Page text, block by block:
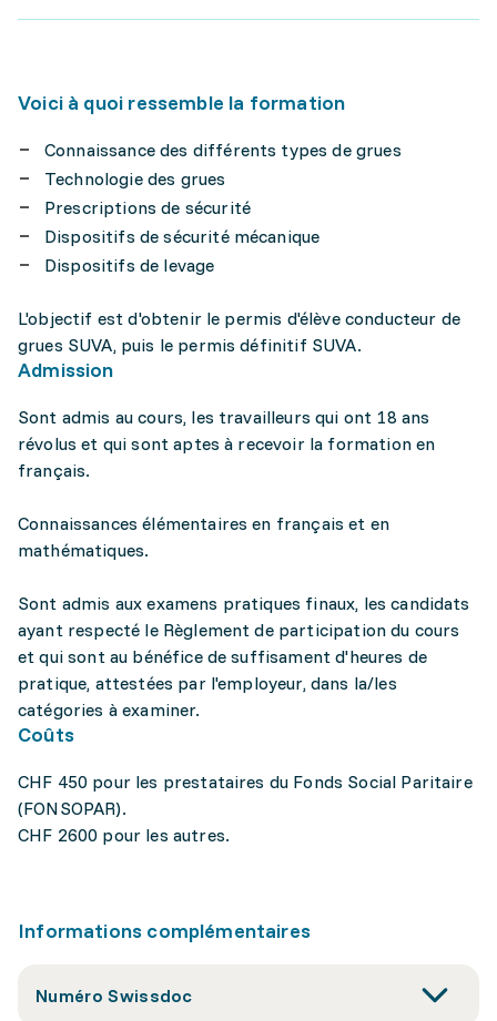
Voici à quoi ressemble la formation
Connaissance des différents types de grues
Technologie des grues
Prescriptions de sécurité
Dispositifs de sécurité mécanique
Dispositifs de levage
L'objectif est d'obtenir le permis d'élève conducteur de
grues SUVA, puis le permis définitif SUVA.
Admission
Sont admis au cours, les travailleurs qui ont 18 ans
révolus et qui sont aptes à recevoir la formation en
français.
Connaissances élémentaires en français et en
mathématiques.
Sont admis aux examens pratiques finaux, les candidats
ayant respecté le Règlement de participation du cours
et qui sont au bénéfice de suffisament d'heures de
pratique, attestées par l'employeur, dans la/les
catégories à examiner.
Coûts
CHF 450 pour les prestataires du Fonds Social Paritaire
(FONSOPAR).
CHF 2600 pour les autres.
Informations complémentaires
Numéro Swissdoc